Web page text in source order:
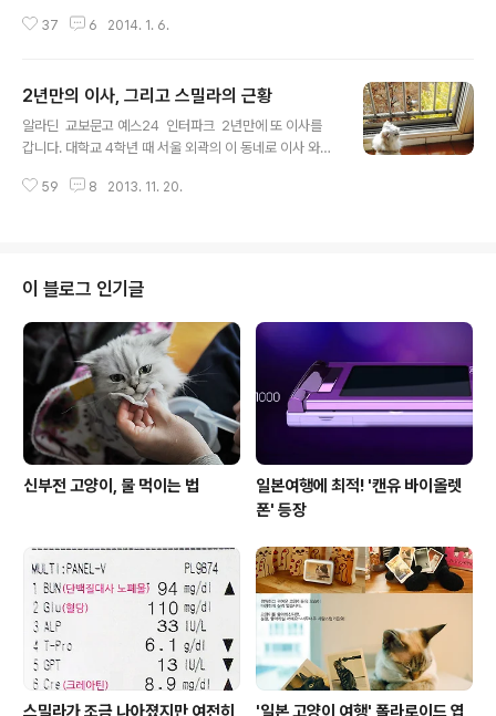
래된 아파트이지만 근처에 자그마한 공원이 있어서 좋아
감 등으로 바빠지면서 온라인 활동은 상대적으로 줄어들었
는데 오래 소식을 전하지 못한 동안, 스밀라의 안부를 궁금
해하는 분들이 많아서 인스타그램에 스밀라통신을 개설했
정은 오래 전에 만들어두었지만 활용을 거의 안 했었는데
37 6 2014. 1. 6.
2년만의 이사, 그리고 스밀라의 근황
알라딘 교보문고 예스24 인터파크 2년만에 또 이사를
갑니다. 대학교 4학년 때 서울 외곽의 이 동네로 이사 와서
는데, 여기도 이제는 전세보증금이 너무 올라서 다른 동네
지 해도 가장 많은 것이 책짐이라, 1천 권 넘게 처분했는데
도 여전히 책이 많습니다. 이삿짐 센터 아저씨는 그저 허허
웃기만 하네요. 책짐 말고 다른 짐은 별로 없다고, 큰 짐은
다 버리고 갈 거라고 하니, 책 많은 집이 이사하기는 가장
힘들다고 하시네요. 책이 무겁기도 하거니와, 빼고 꽂고 하
는 시간이 많..
59 8 2013. 11. 20.
이 블로그 인기글
신부전 고양이, 물 먹이는 법
일본여행에 최적! '캔유 바이올렛
폰' 등장
스밀라가 조금 나아졌지만 여전히
'일본 고양이 여행' 폴라로이드 엽